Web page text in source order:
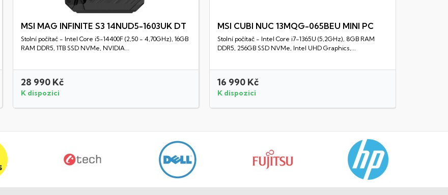
Rychlý náhled
MSI MAG INFINITE S3 14NUD5-1603UK DT
Stolní počítač - Intel Core i5-14400F (2,50 - 4,70GHz), 16GB
RAM DDR5, 1TB SSD NVMe, NVIDIA...
28 990 Kč
K dispozici
Rychlý náhled
MSI CUBI NUC 13MQG-065BEU MINI PC
Stolní počítač - Intel Core i7-1365U (5,2GHz), 8GB RAM
DDR5, 256GB SSD NVMe, Intel UHD Graphics,...
16 990 Kč
K dispozici